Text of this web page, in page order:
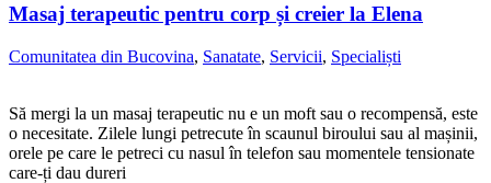
Masaj terapeutic pentru corp și creier la Elena
Comunitatea din Bucovina, Sanatate, Servicii, Specialiști
Să mergi la un masaj terapeutic nu e un moft sau o recompensă, este
o necesitate. Zilele lungi petrecute în scaunul biroului sau al mașinii,
orele pe care le petreci cu nasul în telefon sau momentele tensionate
care-ți dau dureri